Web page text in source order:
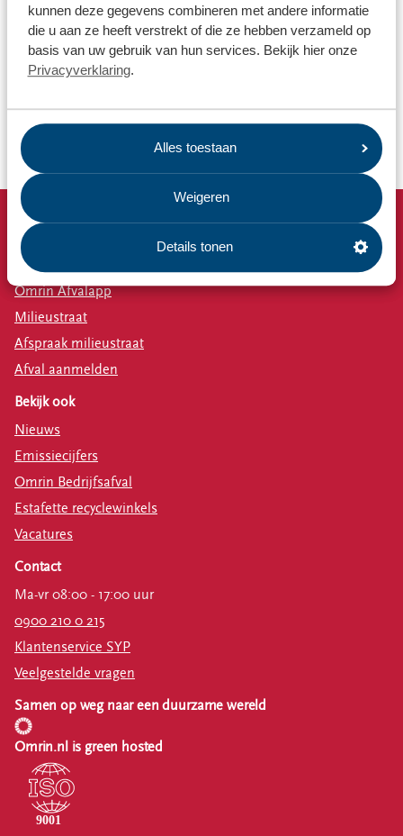
kunnen deze gegevens combineren met andere informatie
die u aan ze heeft verstrekt of die ze hebben verzameld op
basis van uw gebruik van hun services. Bekijk hier onze
Privacyverklaring.
Alles toestaan
Weigeren
Details tonen
Accepteer marketingcookiesom de video te bekijken
Snel naar
Afvalkalender
Omrin Afvalapp
Milieustraat
Afspraak milieustraat
Afval aanmelden
Bekijk ook
Nieuws
Emissiecijfers
Omrin Bedrijfsafval
Estafette recyclewinkels
Vacatures
Contact
Ma-vr 08:00 - 17:00 uur
0900 210 0 215
Klantenservice SYP
Veelgestelde vragen
Samen op weg naar een duurzame wereld
Omrin.nl is green hosted